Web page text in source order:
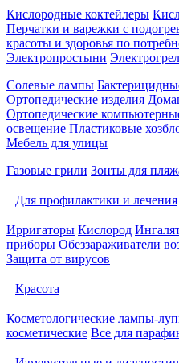
Кислородные коктейлеры
Перчатки и варежки с
красоты и здоровья по
Электропростыни
Солевые лампы
Ортопедические изделия
Ортопедические
освещение Пластиковые
Мебель для улицы
Газовые грили Зонты для
Для профилактики и лечения
Ирригаторы Кислород
приборы Обеззараживатели
Защита от вирусов
Красота
Косметологические лампы-
косметические Все для